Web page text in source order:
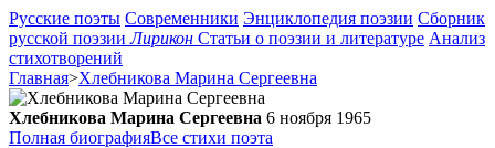
Русские поэты Современники Энциклопедия поэзии Сборник
русской поэзии Лирикон Статьи о поэзии и литературе Анализ
стихотворений
Главная>Хлебникова Марина Сергеевна
Хлебникова Марина Сергеевна 6 ноября 1965
Полная биографияВсе стихи поэта